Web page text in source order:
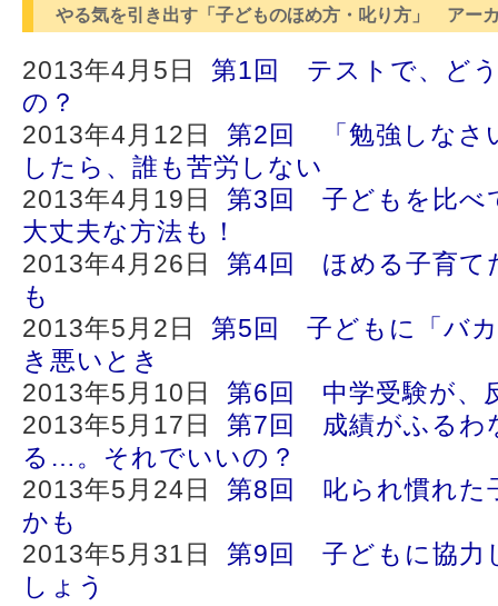
やる気を引き出す「子どものほめ方・叱り方」 アー
2013年4月5日 第1回 テストで、ど
の？
2013年4月12日 第2回 「勉強しなさ
したら、誰も苦労しない
2013年4月19日 第3回 子どもを比べ
大丈夫な方法も！
2013年4月26日 第4回 ほめる子育て
も
2013年5月2日 第5回 子どもに「バ
き悪いとき
2013年5月10日 第6回 中学受験が、
2013年5月17日 第7回 成績がふるわ
る…。それでいいの？
2013年5月24日 第8回 叱られ慣れた
かも
2013年5月31日 第9回 子どもに協力
しょう